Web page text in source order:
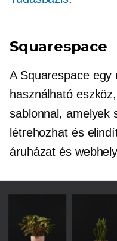
Squarespace
A Squarespace egy
használható
sablonnal, amelyek
létrehozhat és
áruházat és